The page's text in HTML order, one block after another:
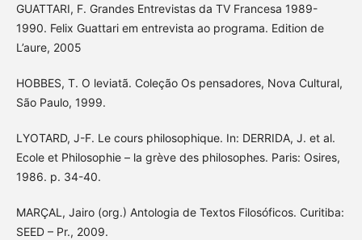
GUATTARI, F. Grandes Entrevistas da TV Francesa 1989-
1990. Felix Guattari em entrevista ao programa. Edition de
L’aure, 2005
HOBBES, T. O leviatã. Coleção Os pensadores, Nova Cultural,
São Paulo, 1999.
LYOTARD, J-F. Le cours philosophique. In: DERRIDA, J. et al.
Ecole et Philosophie – la grève des philosophes. Paris: Osires,
1986. p. 34-40.
MARÇAL, Jairo (org.) Antologia de Textos Filosóficos. Curitiba:
SEED – Pr., 2009.